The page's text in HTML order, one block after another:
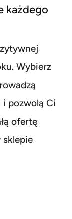
każdego
Wybierz
pozwolą Ci
ofertę